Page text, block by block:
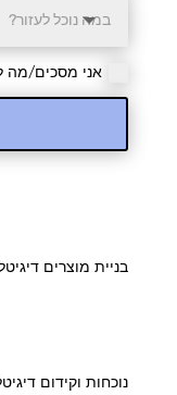
אני מסכים/מה
בניית מוצרים
נוכחות וקידום